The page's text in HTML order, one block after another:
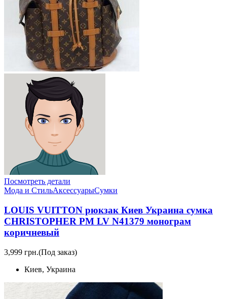
Посмотреть детали
Мода и СтильАксессуарыСумки
LOUIS VUITTON рюкзак Киев Украина сумка
CHRISTOPHER PM LV N41379 монограм
коричневый
3,999 грн.(Под заказ)
Киев, Украина